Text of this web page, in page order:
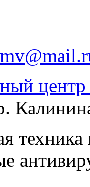
техника